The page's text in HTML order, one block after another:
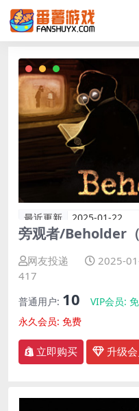
最近更新 2025-01-22
旁观者/Beholder（
网友投递 2025-
417
普通用户: 10 VIP会员:
永久会员: 免费
立即购买 升级